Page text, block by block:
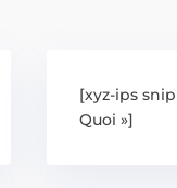
[xyz-ips
Quoi »]